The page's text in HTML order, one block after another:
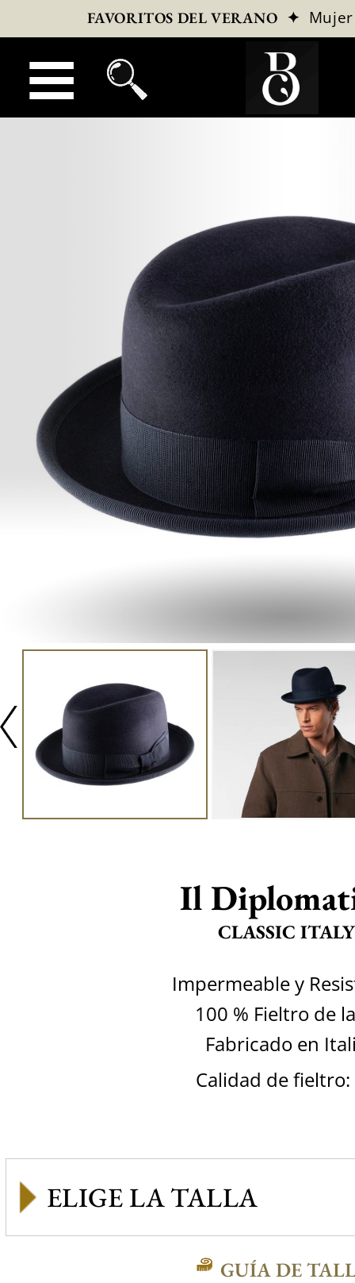
FAVORITOS DEL VERANO ✦ Mujer
Il
CLASSIC ITALY
Impermeable y
100 % Fieltro de
Fabricado en
Calidad de fieltro:
GUÍA DE